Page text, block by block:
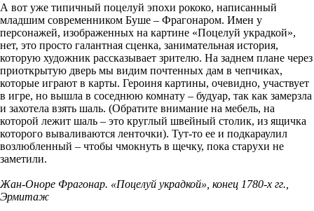
А вот уже типичный поцелуй эпохи рококо, написанный
младшим современником Буше – Фрагонаром. Имен у
персонажей, изображенных на картине «Поцелуй украдкой»,
нет, это просто галантная сценка, занимательная история,
которую художник рассказывает зрителю. На заднем плане через
приоткрытую дверь мы видим почтенных дам в чепчиках,
которые играют в карты. Героиня картины, очевидно, участвует
в игре, но вышла в соседнюю комнату – будуар, так как замерзла
и захотела взять шаль. (Обратите внимание на мебель, на
которой лежит шаль – это круглый швейный столик, из ящичка
которого вываливаются ленточки). Тут-то ее и подкараулил
возлюбленный – чтобы чмокнуть в щечку, пока старухи не
заметили.
Жан-Оноре Фрагонар. «Поцелуй украдкой», конец 1780-х гг.,
Эрмитаж